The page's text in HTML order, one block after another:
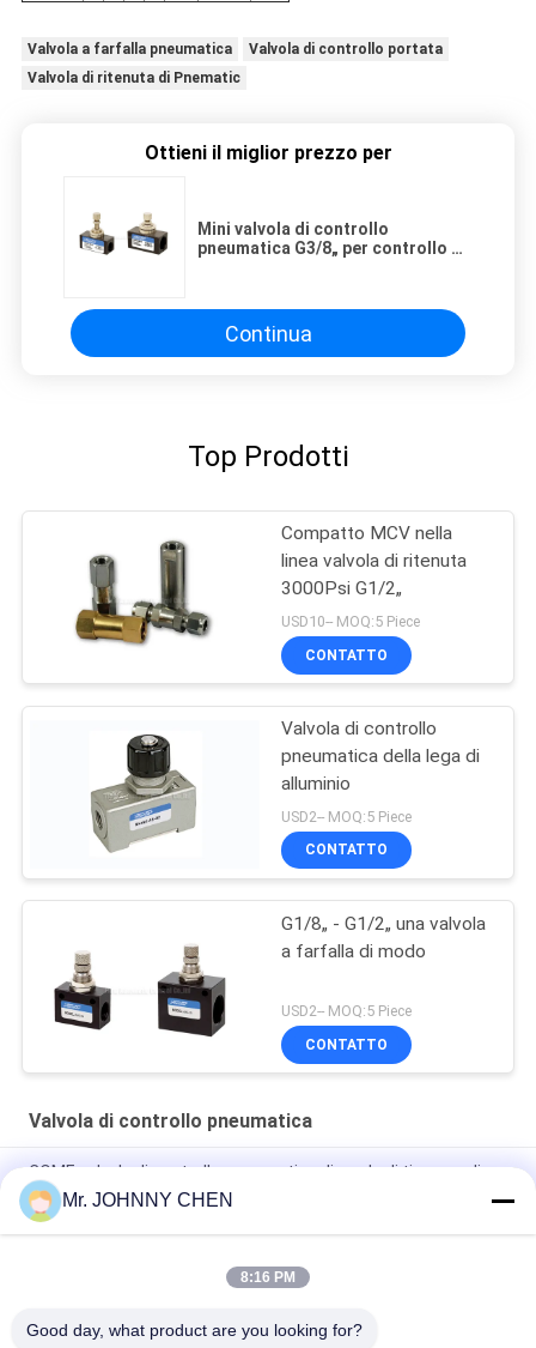
Valvola a farfalla pneumatica
Valvola di controllo portata
Valvola di ritenuta di Pnematic
Ottieni il miglior prezzo per
Mini valvola di controllo
pneumatica G3/8„ per controllo di
Continua
Top Prodotti
Compatto MCV nella
linea valvola di ritenuta
3000Psi G1/2„
USD10-- MOQ:5 Piece
CONTATTO
Valvola di controllo
pneumatica della lega di
alluminio
USD2-- MOQ:5 Piece
CONTATTO
G1/8„ - G1/2„ una valvola
a farfalla di modo
USD2-- MOQ:5 Piece
CONTATTO
Valvola di controllo pneumatica
COME valvola di controllo pneumatica di modo di tipo uno di
SMC, valvola di ritenuta del comando di 1670L/min G1/4„
ASC Valvola di controllo del flusso pneumatico G1/2"
Serie di FCV un tipo pneumatico di non ritorno della valvola di
Mr. JOHNNY CHEN
8:16 PM
Good day, what product are you looking for?